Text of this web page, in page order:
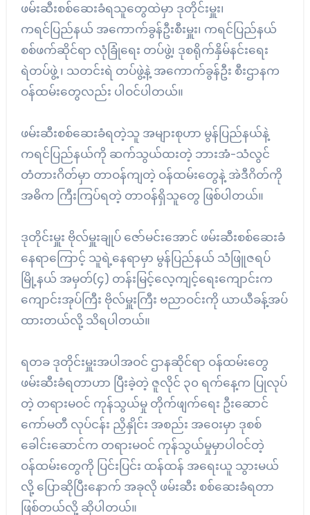
ဖမ်းဆီးစစ်ဆေးခံရသူတွေထဲမှာ ဒုတိုင်းမှူး၊
ကရင်ပြည်နယ် အကောက်ခွန်ဦးစီးမှူး၊ ကရင်ပြည်နယ်
စစ်ဖက်ဆိုင်ရာ လုံခြုံရေး တပ်ဖွဲ့၊ ဒုစရိုက်နှိမ်နင်းရေး
ရဲတပ်ဖွဲ့ ၊ သတင်းရဲ တပ်ဖွဲ့နဲ့ အကောက်ခွန်ဦး စီးဌာနက
ဝန်ထမ်းတွေလည်း ပါဝင်ပါတယ်။
ဖမ်းဆီးစစ်ဆေးခံရတဲ့သူ အများစုဟာ မွန်ပြည်နယ်နဲ့
ကရင်ပြည်နယ်ကို ဆက်သွယ်ထးတဲ့ ဘားအံ-သံလွင်
တံတားဂိတ်မှာ တာဝန်ကျတဲ့ ဝန်ထမ်းတွေနဲ့ အဲဒီဂိတ်ကို
အဓိက ကြီးကြပ်ရတဲ့ တာဝန်ရှိသူတွေ ဖြစ်ပါတယ်။
ဒုတိုင်းမှူး ဗိုလ်မှူးချုပ် ဇော်မင်းအောင် ဖမ်းဆီးစစ်ဆေးခံ
နေရာကြောင့် သူရဲ့နေရာမှာ မွန်ပြည်နယ် သံဖြူဇရပ်
မြို့နယ် အမှတ်(၄) တန်းမြင့်လေ့ကျင့်ရေးကျောင်းက
ကျောင်းအုပ်ကြီး ဗိုလ်မှူးကြီး ဗညာဝင်းကို ယာယီခန့်အပ်
ထားတယ်လို့ သိရပါတယ်။
ရတခ ဒုတိုင်းမှူးအပါအဝင် ဌာနဆိုင်ရာ ဝန်ထမ်းတွေ
ဖမ်းဆီးခံရတာဟာ ပြီးခဲ့တဲ့ ဇူလိုင် ၃၀ ရက်နေ့က ပြုလုပ်
တဲ့ တရားမဝင် ကုန်သွယ်မှု တိုက်ဖျက်ရေး ဦးဆောင်
ကော်မတီ လုပ်ငန်း ညှိနှိုင်း အစည်း အဝေးမှာ ဒုစစ်
ခေါင်းဆောင်က တရားမဝင် ကုန်သွယ်မှုမှာပါဝင်တဲ့
ဝန်ထမ်းတွေကို ပြင်းပြင်း ထန်ထန် အရေးယူ သွားမယ်
လို့ ပြောဆိုပြီးနောက် အခုလို ဖမ်းဆီး စစ်ဆေးခံရတာ
ဖြစ်တယ်လို့ ဆိုပါတယ်။